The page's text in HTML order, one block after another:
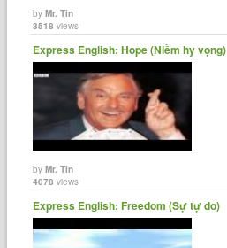
byMr. Tin
3518 views
Express English: Hope (Niềm hy vọng)
byMr. Tin
4078 views
Express English: Freedom (Sự tự do)